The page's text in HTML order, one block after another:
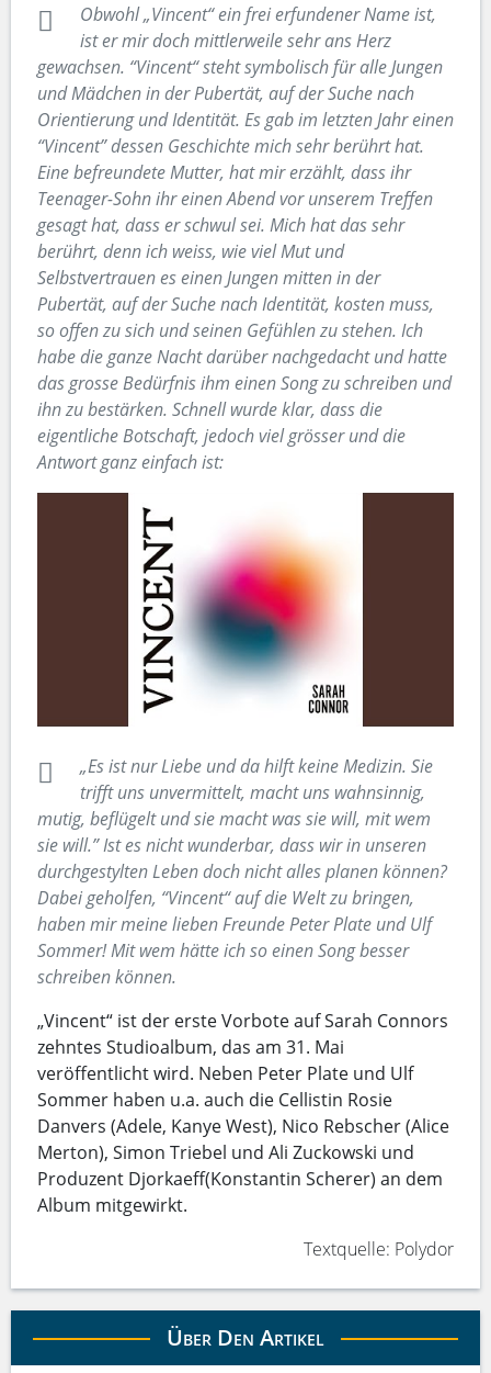
Obwohl „Vincent“ ein frei erfundener Name ist,
ist er mir doch mittlerweile sehr ans Herz
gewachsen. “Vincent“ steht symbolisch für alle Jungen
und Mädchen in der Pubertät, auf der Suche nach
Orientierung und Identität. Es gab im letzten Jahr einen
“Vincent” dessen Geschichte mich sehr berührt hat.
Eine befreundete Mutter, hat mir erzählt, dass ihr
Teenager-Sohn ihr einen Abend vor unserem Treffen
gesagt hat, dass er schwul sei. Mich hat das sehr
berührt, denn ich weiss, wie viel Mut und
Selbstvertrauen es einen Jungen mitten in der
Pubertät, auf der Suche nach Identität, kosten muss,
so offen zu sich und seinen Gefühlen zu stehen. Ich
habe die ganze Nacht darüber nachgedacht und hatte
das grosse Bedürfnis ihm einen Song zu schreiben und
ihn zu bestärken. Schnell wurde klar, dass die
eigentliche Botschaft, jedoch viel grösser und die
Antwort ganz einfach ist:
„Es ist nur Liebe und da hilft keine Medizin. Sie
trifft uns unvermittelt, macht uns wahnsinnig,
mutig, beflügelt und sie macht was sie will, mit wem
sie will.” Ist es nicht wunderbar, dass wir in unseren
durchgestylten Leben doch nicht alles planen können?
Dabei geholfen, “Vincent“ auf die Welt zu bringen,
haben mir meine lieben Freunde Peter Plate und Ulf
Sommer! Mit wem hätte ich so einen Song besser
schreiben können.
„Vincent“ ist der erste Vorbote auf Sarah Connors
zehntes Studioalbum, das am 31. Mai
veröffentlicht wird. Neben Peter Plate und Ulf
Sommer haben u.a. auch die Cellistin Rosie
Danvers (Adele, Kanye West), Nico Rebscher (Alice
Merton), Simon Triebel und Ali Zuckowski und
Produzent Djorkaeff(Konstantin Scherer) an dem
Album mitgewirkt.
Textquelle: Polydor
Über Den Artikel